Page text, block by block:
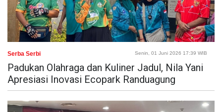
Serba Serbi Senin, 01 Juni 2026 17:39 WIB
Padukan Olahraga dan Kuliner Jadul, Nila Yani
Apresiasi Inovasi Ecopark Randuagung